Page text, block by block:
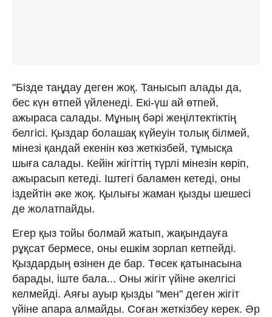
"Бізде таңдау деген жоқ. Танысып алады да,
бес күн өтпей үйленеді. Екі-үш ай өтпей,
ажыраса салады. Мұның бәрі жеңілтектіктің
белгісі. Қыздар болашақ күйеуін толық білмей,
мінезі қандай екенін көз жеткізбей, тұмысқа
шыға салады. Кейін жігіттің түрлі мінезін көріп,
ажырасып кетеді. Іштегі баламен кетеді, оны
іздейтін әке жоқ. Қылығы жаман қызды шешесі
де жолатпайды.
Егер қыз тойы болмай жатып, жақындауға
рұқсат бермесе, оны ешкім зорлап кетпейді.
Қыздардың өзінен де бар. Төсек қатынасына
барады, іште бала... Оны жігіт үйіне әкелгісі
келмейді. Аяғы ауыр қызды "мен" деген жігіт
үйіне апара алмайды. Соған жеткізбеу керек. Әр